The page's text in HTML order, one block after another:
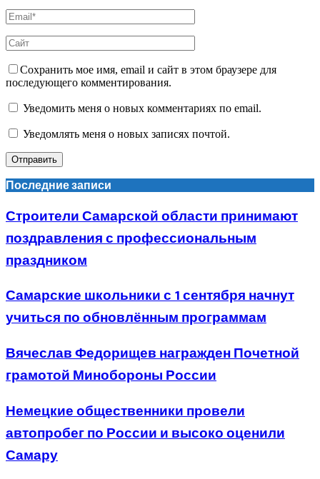
Сохранить мое имя, email и сайт в этом браузере для
последующего комментирования.
Уведомить меня о новых комментариях по email.
Уведомлять меня о новых записях почтой.
Последние записи
Строители Самарской области принимают
поздравления с профессиональным
праздником
Самарские школьники с 1 сентября начнут
учиться по обновлённым программам
Вячеслав Федорищев награжден Почетной
грамотой Минобороны России
Немецкие общественники провели
автопробег по России и высоко оценили
Самару